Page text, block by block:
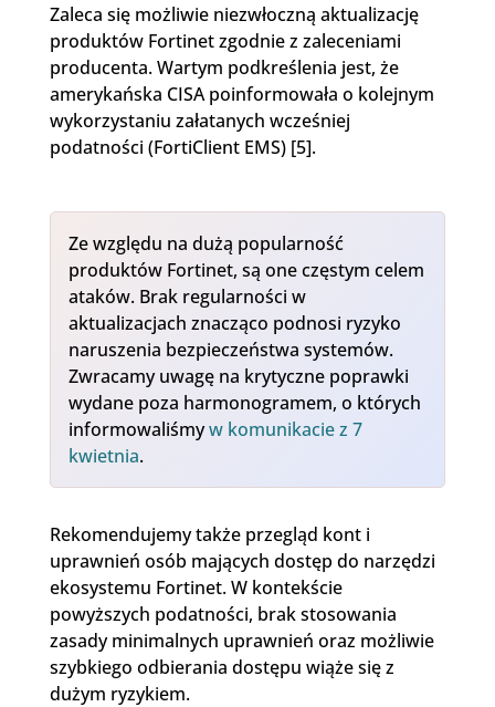
Zaleca się możliwie niezwłoczną aktualizację
produktów Fortinet zgodnie z zaleceniami
producenta. Wartym podkreślenia jest, że
amerykańska CISA poinformowała o kolejnym
wykorzystaniu załatanych wcześniej
podatności (FortiClient EMS) [5].
Ze względu na dużą popularność
produktów Fortinet, są one częstym celem
ataków. Brak regularności w
aktualizacjach znacząco podnosi ryzyko
naruszenia bezpieczeństwa systemów.
Zwracamy uwagę na krytyczne poprawki
wydane poza harmonogramem, o których
informowaliśmyw komunikacie z 7
kwietnia.
Rekomendujemy także przegląd kont i
uprawnień osób mających dostęp do narzędzi
ekosystemu Fortinet. W kontekście
powyższych podatności, brak stosowania
zasady minimalnych uprawnień oraz możliwie
szybkiego odbierania dostępu wiąże się z
dużym ryzykiem.